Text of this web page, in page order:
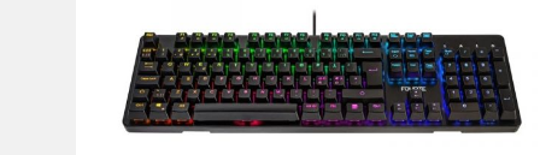
Lång batteritid med möjlighet till
upp till flera dagar av användning på en enda
laddning (beroende på användning och
belysning)
Byggkvalitet:Hållbart och kompakt design
för bättre hållbarhet och bärbarhet
mer flexibilitet och ett renare skrivbord.
RGB-belysning:Anpassningsbar belysning
för att skapa en personlig och stämningsfull
atmosfär för ditt gamingutrymme.
Lång batteritid:Effektiv energihantering
för att du ska kunna använda tangentbordet